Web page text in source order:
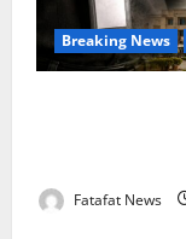
Breaking News
Fatafat News